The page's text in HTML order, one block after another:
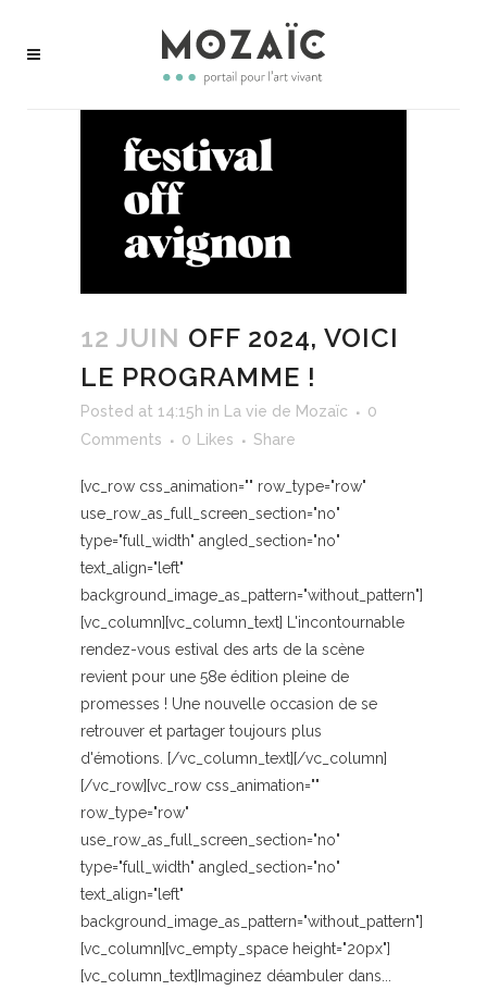
12 JUIN OFF 2024, VOICI
LE PROGRAMME !
Posted at 14:15h in La vie de Mozaïc
0
Comments
0 Likes Share
[vc_row css_animation="" row_type="row"
use_row_as_full_screen_section="no"
type="full_width" angled_section="no"
text_align="left"
background_image_as_pattern="without_pattern"]
[vc_column][vc_column_text] L'incontournable
rendez-vous estival des arts de la scène
revient pour une 58e édition pleine de
promesses ! Une nouvelle occasion de se
retrouver et partager toujours plus
d'émotions. [/vc_column_text][/vc_column]
[/vc_row][vc_row css_animation=""
row_type="row"
use_row_as_full_screen_section="no"
type="full_width" angled_section="no"
text_align="left"
background_image_as_pattern="without_pattern"]
[vc_column][vc_empty_space height="20px"]
[vc_column_text]Imaginez déambuler dans...